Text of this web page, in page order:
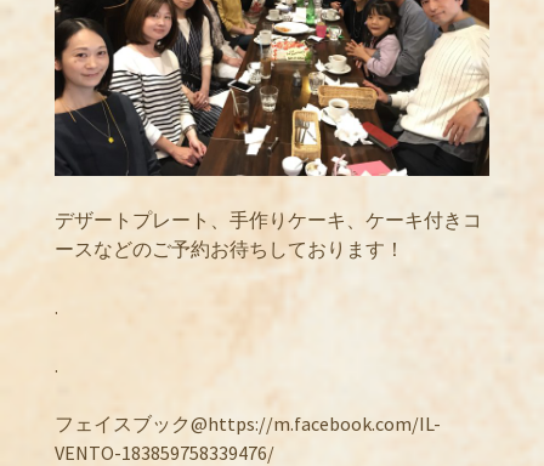
デザートプレート、手作りケーキ、ケーキ付きコ
ースなどのご予約お待ちしております！
.
.
フェイスブック@https://m.facebook.com/IL-
VENTO-183859758339476/